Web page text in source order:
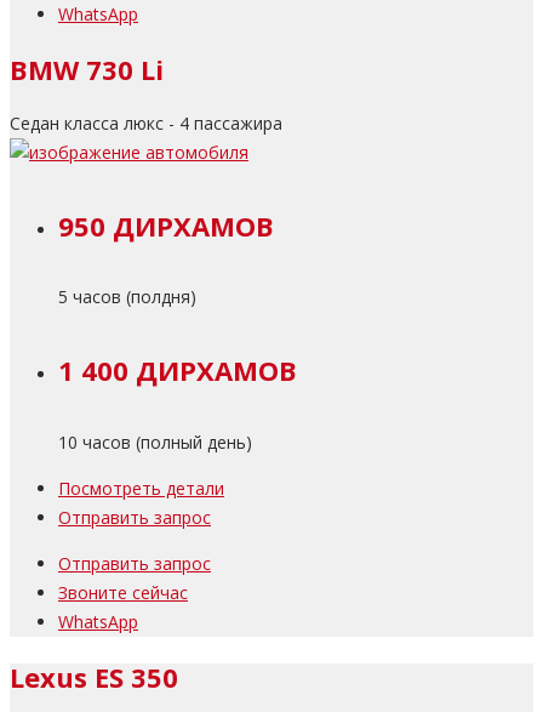
WhatsApp
BMW 730 Li
Седан класса люкс - 4 пассажира
950 ДИРХАМОВ
5 часов (полдня)
1 400 ДИРХАМОВ
10 часов (полный день)
Посмотреть детали
Отправить запрос
Отправить запрос
Звоните сейчас
WhatsApp
Lexus ES 350